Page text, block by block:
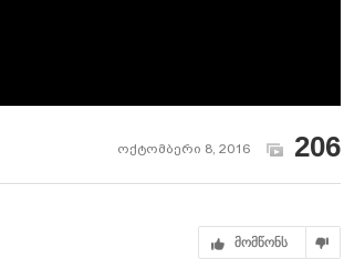
ოქტომბერი 8, 2016 206
მომწონს